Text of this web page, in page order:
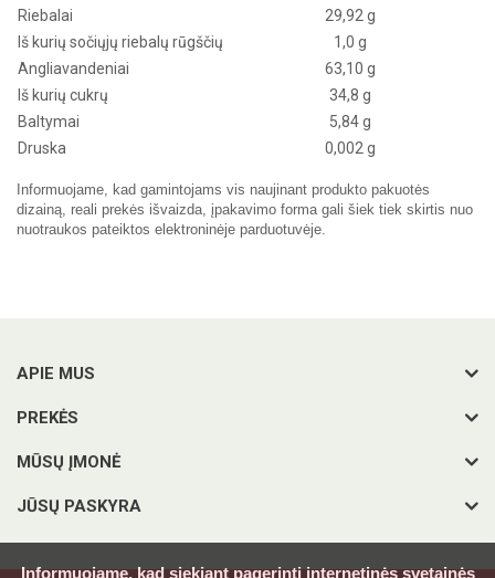
Riebalai
29,92g
Iš kurių sočiųjų riebalų rūgščių
1,0 g
Angliavandeniai
63,10 g
Iš kurių cukrų
34,8 g
Baltymai
5,84g
Druska
0,002 g
Informuojame, kad gamintojams vis naujinant produkto pakuotės
dizainą, reali prekės išvaizda, įpakavimo forma gali šiek tiek skirtis nuo
nuotraukos pateiktos elektroninėje parduotuvėje.
APIE MUS
PREKĖS
MŪSŲ ĮMONĖ
JŪSŲ PASKYRA
Informuojame, kad siekiant pagerinti internetinės svetainės